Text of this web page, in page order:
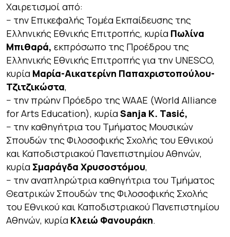
Χαιρετισμοί από:
− την Επικεφαλής Τομέα Εκπαίδευσης της
Ελληνικής Εθνικής Επιτροπής, κυρία Πωλίνα
Μπιθαρά, εκπρόσωπο της Προέδρου της
Ελληνικής Εθνικής Επιτροπής για την UNESCO,
κυρία Μαρία-Αικατερίνη Παπαχριστοπούλου-
Τζιτζικώστα,
− την πρώην Πρόεδρο της WAAE (World Alliance
for Arts Education), κυρίαSanja K. Tasić,
− την καθηγήτρια του Τμήματος Μουσικών
Σπουδών της Φιλοσοφικής Σχολής του Εθνικού
και Καποδιστριακού Πανεπιστημίου Αθηνών,
κυρία Σμαράγδα Χρυσοστόμου,
− την αναπληρώτρια καθηγήτρια του Τμήματος
Θεατρικών Σπουδών της Φιλοσοφικής Σχολής
του Εθνικού και Καποδιστριακού Πανεπιστημίου
Αθηνών, κυρία Κλειώ Φανουράκη.